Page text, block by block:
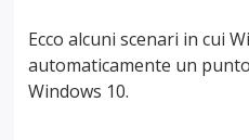
Ecco alcuni scenari in cui
automaticamente un
Windows 10.